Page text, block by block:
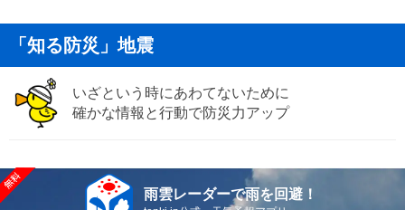
「知る防災」地震
いざという時にあわてないために
確かな情報と行動で防災力アップ
雨雲レーダーで雨を回避！